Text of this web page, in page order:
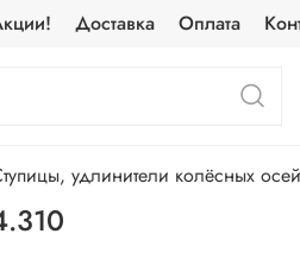
Доставка Оплата
удлинители колёсных осей